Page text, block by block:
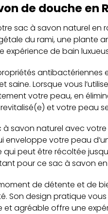
de douche
sac à savon naturel en
du rami, une plante
expérience de bain
saine. Lorsque vous
votre peau, en
et votre peau
à savon naturel avec
enveloppe votre peau
peut être récoltée
pour ce sac à savon
de détente et de
Son design pratique
et agréable offre une